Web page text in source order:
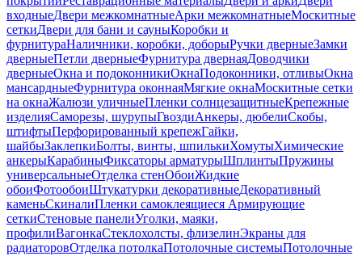
входныеДвери межкомнатныеАрки межкомнатныеМоскитные
сеткиДвери для бани и сауныКоробки и
фурнитураНаличники, коробки, доборыРучки дверныеЗамки
дверныеПетли дверныеФурнитура двернаяДоводчики
дверныеОкна и подоконникиОкнаПодоконники, отливыОкна
мансардныеФурнитура оконнаяМягкие окнаМоскитные сетки
на окнаЖалюзи уличныеПленки солнцезащитныеКрепежные
изделияСаморезы, шурупыГвоздиАнкеры, дюбелиСкобы,
штифтыПерфорированный крепежГайки,
шайбыЗаклепкиБолты, винты, шпилькиХомутыХимические
анкерыКарабиныФиксаторы арматурыШплинтыПружины
универсальныеОтделка стенОбоиЖидкие
обоиФотообоиШтукатурки декоративныеДекоративный
каменьСкиналиПленки самоклеящиеся Армирующие
сеткиСтеновые панелиУголки, маяки,
профилиВагонкаСтеклохолсты, флизелинЭкраны для
радиаторовОтделка потолкаПотолочные системыПотолочные